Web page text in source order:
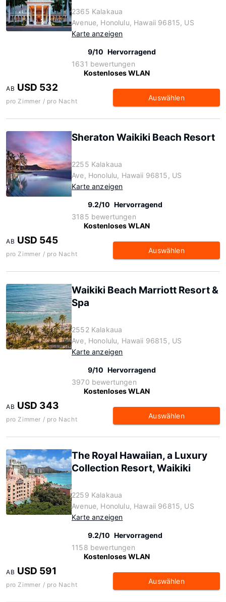
2365 Kalakaua
Avenue, Honolulu, Hawaii 96815, US
Karte anzeigen
9/10 Hervorragend
1631 bewertungen
Kostenloses WLAN
AB USD 532
pro Zimmer / pro Nacht Auswählen
Sheraton Waikiki Beach Resort
2255 Kalakaua
Ave, Honolulu, Hawaii 96815, US
Karte anzeigen
9.2/10 Hervorragend
3185 bewertungen
Kostenloses WLAN
AB USD 545
pro Zimmer / pro Nacht Auswählen
Waikiki Beach Marriott Resort &
Spa
2552 Kalakaua
Ave, Honolulu, Hawaii 96815, US
Karte anzeigen
9/10 Hervorragend
3970 bewertungen
Kostenloses WLAN
AB USD 343
pro Zimmer / pro Nacht Auswählen
The Royal Hawaiian, a Luxury
Collection Resort, Waikiki
2259 Kalakaua
Avenue, Honolulu, Hawaii 96815, US
Karte anzeigen
9.2/10 Hervorragend
1158 bewertungen
Kostenloses WLAN
AB USD 591
pro Zimmer / pro Nacht Auswählen